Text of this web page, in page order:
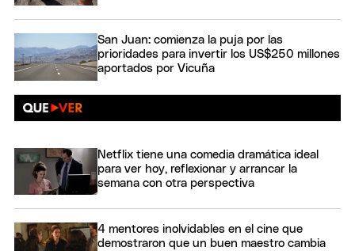
San Juan: comienza la puja por las
prioridades para invertir los US$250 millones
aportados por Vicuña
Netflix tiene una comedia dramática ideal
para ver hoy, reflexionar y arrancar la
semana con otra perspectiva
4 mentores inolvidables en el cine que
demostraron que un buen maestro cambia